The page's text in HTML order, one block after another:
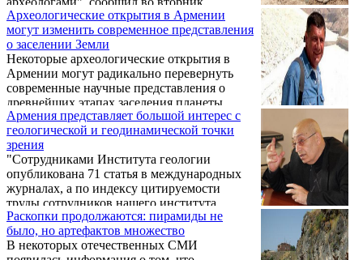
журналистам директор научно-
исследовательского центра историко-
культурного наследия Акоп Симонян.
Археологические открытия в Армении
могут изменить современное представления
о заселении Земли
Некоторые археологические открытия в
Армении могут радикально перевернуть
современные научные представления о
древнейших этапах заселения планеты
Земля, заявил в четверг директор Института
археологии и этнографии Национальной
академии наук Павел Аветисян.
Армения представляет большой интерес с
геологической и геодинамической точки
зрения
"Сотрудниками Института геологии
опубликована 71 статья в международных
журналах, а по индексу цитируемости
труды сотрудников нашего института
занимают престижное место", - говорит в
интервью "ГА" директор Института
геологии Национальной Академии Наук
Раскопки продолжаются: пирамиды не
было, но артефактов множество
В некоторых отечественных СМИ